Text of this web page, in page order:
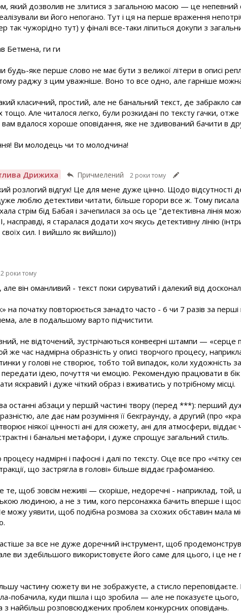
який дозволив не злитися з загальною масою — це непевний
ви його непогано. Тут і ця на перше враження
так чужорідно тут) у фіналі все-таки ліпиться докупи з
Бетмена, ги ги
яке перше слово не має бути з великої літери в описі
раджу з цим уважніше. Воно то все одно, але гарніше
класичний, простий, але не банальний текст, де забракло
тощо. Але читалося легко, були розкидані по тексту гачки,
вам вдалося хороше оповідання, яке не здивований бачити в
Ви молодець чи то молодчина!
Дрижиха Причмелений 2 роки тому
розлогий відгук! Це для мене дуже цінно. Щодо відсутності
люблю детективи читати, більше горори все ж. Тому
стрім бід Бабая і зачепилася за ось це "детективна лінія
І, насправді, я старалася додати хоч якусь детективну лінію
своїх сил. І вийшло як вийшло))
2 роки тому
він оманливий - текст поки сируватий і далекий від
на початку повторюється занадто часто - 6 чи 7 разів за
але в подальшому варто підчистити.
не відточений, зустрічаються конвеєрні штампи — «серце
же час надмірна образність у описі творчого процесу,
у голові не створює, тобто той випадок, коли художність
ідею, почуття чи емоцію. Рекомендую працювати в бік
яскравий і дуже чіткий образ і вживатись у потрібному місці.
останні абзаци у першій частині твору (перед ***): перший
але дає нам розуміння її бекграунду, а другий (про
ніякої цінності ані для сюжету, ані для атмосфери,
і банальні метафори, і дуже спрощує загальний стиль.
надмірні і пафосні і далі по тексту. Оце все про «чітку
що застрягла в голові» більше віддає графоманією.
те, щоб зовсім неживі — скоріше, недоречні - наприклад, той,
людиною, а не з тим, кого персонажка бачить вперше і
можу уявити, щоб подібна розмова за схожих обставин мала
за все не дуже доречний інструмент, щоб
ви здебільшого використовуєте його саме для цього, і це не
частину сюжету ви не зображуєте, а стисло
побачила, куди пішла і що зробила — але не показуєте цього,
з найбільш розповсюджених проблем конкурсних оповідань.